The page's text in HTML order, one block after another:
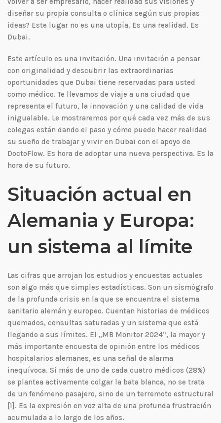
diseñar su propia consulta o clínica según sus propias
ideas? Este lugar no es una utopía. Es una realidad. Es
Dubai.
Este artículo es una invitación. Una invitación a pensar
con originalidad y descubrir las extraordinarias
oportunidades que Dubai tiene reservadas para usted
como médico. Te llevamos de viaje a una ciudad que
representa el futuro, la innovación y una calidad de vida
inigualable. Le mostraremos por qué cada vez más de sus
colegas están dando el paso y cómo puede hacer realidad
su sueño de trabajar y vivir en Dubai con el apoyo de
DoctoFlow. Es hora de adoptar una nueva perspectiva. Es la
hora de su futuro.
Situación actual en
Alemania y Europa:
un sistema al límite
Las cifras que arrojan los estudios y encuestas actuales
son algo más que simples estadísticas. Son un sismógrafo
de la profunda crisis en la que se encuentra el sistema
sanitario alemán y europeo. Cuentan historias de médicos
quemados, consultas saturadas y un sistema que está
llegando a sus límites. El „MB Monitor 2024“, la mayor y
más importante encuesta de opinión entre los médicos
hospitalarios alemanes, es una señal de alarma
inequívoca. Si más de uno de cada cuatro médicos (28%)
se plantea activamente colgar la bata blanca, no se trata
de un fenómeno pasajero, sino de un terremoto estructural
[1]. Es la expresión en voz alta de una profunda frustración
acumulada a lo largo de los años.